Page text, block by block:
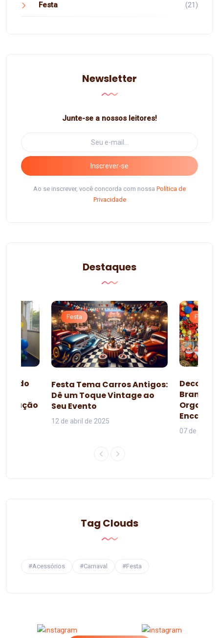
Festa (21)
Newsletter
Junte-se a nossos leitores!
Inscrever-se
Ao se inscrever, você concorda com nossa Política de
Privacidade
Destaques
do
Festa
Festa Tema Carros Antigos:
Dê um Toque Vintage ao
Seu Evento
12 de abril de 2025
Festa
Branca
07 de junho
Tag Clouds
#Acessórios #Carnaval #Festa